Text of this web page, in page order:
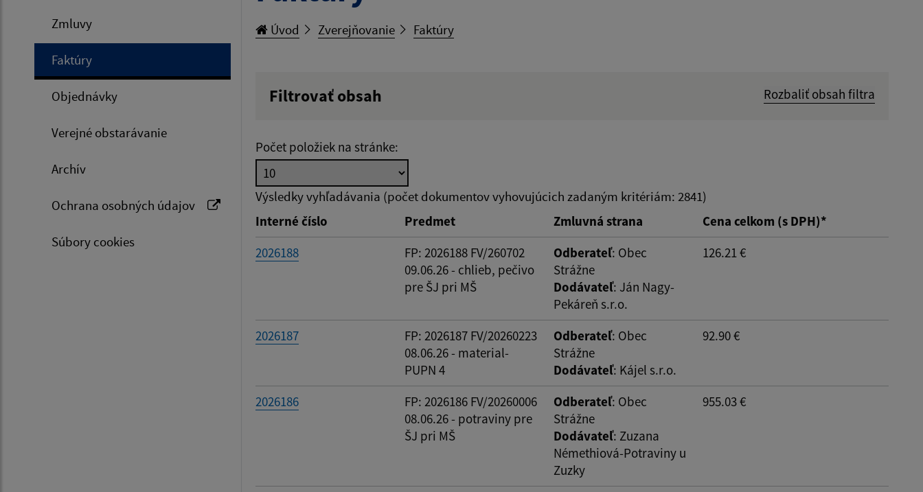
Zmluvy
Faktúry
Objednávky
Verejné obstarávanie
Archív
Ochrana osobných údajov
Súbory cookies
Úvod Zverejňovanie Faktúry
Filtrovať obsah
Rozbaliť obsah filtra
Typ dátumu:
Suma od: Suma do:
Počet položiek na stránke:
Výsledky vyhľadávania (počet dokumentov vyhovujúcich zadaným kritériám: 2841)
Interné číslo
Predmet Zmluvná strana
Cena celkom (s DPH)*
2026188
FP: 2026188 FV/260702
09.06.26 - chlieb, pečivo
pre ŠJ pri MŠ
Odberateľ: Obec
Strážne
Dodávateľ: Ján Nagy-
Pekáreň s.r.o.
126.21 €
2026187
FP: 2026187 FV/20260223
08.06.26 - material-
PUPN 4
Odberateľ: Obec
Strážne
Dodávateľ: Kájel s.r.o.
92.90 €
2026186
FP: 2026186 FV/20260006
08.06.26 - potraviny pre
ŠJ pri MŠ
Odberateľ: Obec
Strážne
Dodávateľ: Zuzana
Némethiová-Potraviny u
Zuzky
955.03 €